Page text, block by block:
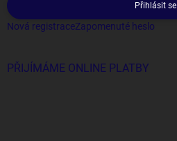
Přihlásit se
Nová registraceZapomenuté heslo
PŘIJÍMÁME ONLINE PLATBY